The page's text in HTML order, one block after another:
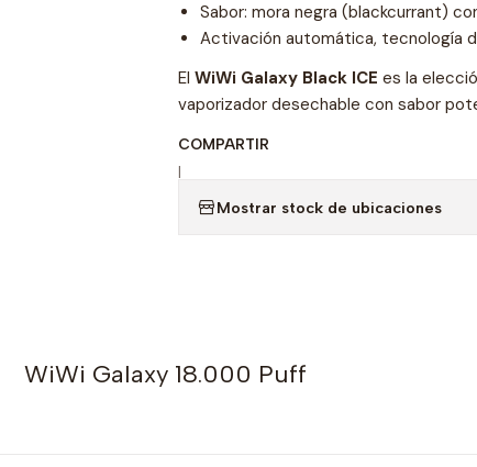
Sabor: mora negra (blackcurrant)
Activación automática, tecnología
El WiWi Galaxy Black ICE es la
vaporizador desechable con sabor
COMPARTIR
|
Mostrar stock de ubicaciones
WiWi Galaxy 18.000 Puff